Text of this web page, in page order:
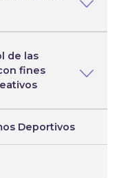
de las
fines
Deportivos